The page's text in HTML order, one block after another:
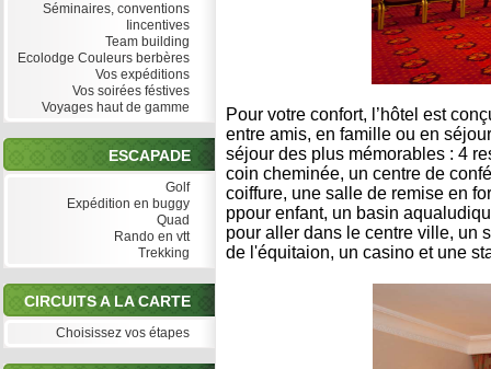
Séminaires, conventions
Iincentives
Team building
Ecolodge Couleurs berbères
Vos expéditions
Vos soirées féstives
Voyages haut de gamme
ESCAPADE
Golf
Expédition en buggy
Quad
Rando en vtt
Trekking
CIRCUITS A LA CARTE
Choisissez vos étapes
Pour votre confort, l’hôtel est
entre amis, en famille ou en
séjour des plus mémorables : 4
coin cheminée, un centre de
coiffure, une salle de remise en
ppour enfant, un basin
pour aller dans le centre ville, un
de l'équitaion, un casino et une